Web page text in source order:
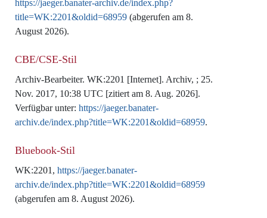
https://jaeger.banater-archiv.de/index.php?
title=WK:2201&oldid=68959 (abgerufen am 8.
August 2026).
CBE/CSE-Stil
Archiv-Bearbeiter. WK:2201 [Internet]. Archiv, ; 25.
Nov. 2017, 10:38 UTC [zitiert am 8. Aug. 2026].
Verfügbar unter: https://jaeger.banater-
archiv.de/index.php?title=WK:2201&oldid=68959.
Bluebook-Stil
WK:2201, https://jaeger.banater-
archiv.de/index.php?title=WK:2201&oldid=68959
(abgerufen am 8. August 2026).